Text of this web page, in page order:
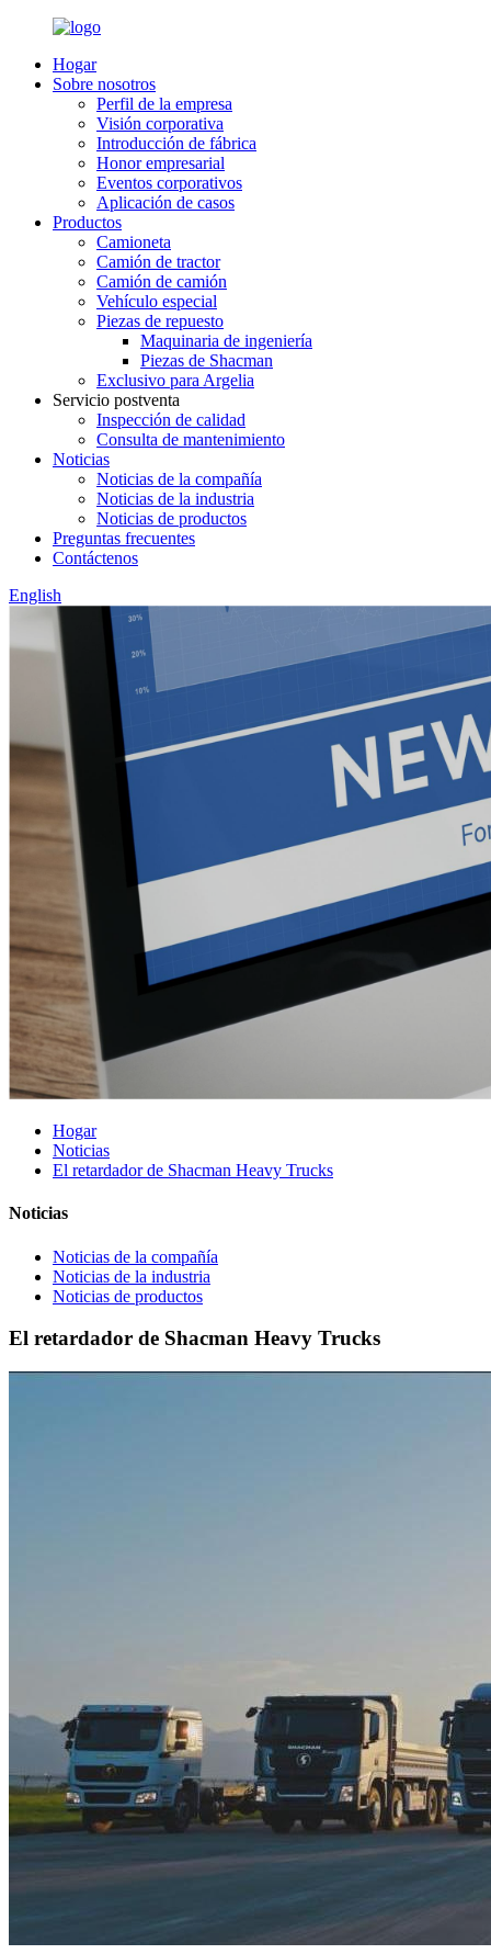
Hogar
Sobre nosotros
Perfil de la empresa
Visión corporativa
Introducción de fábrica
Honor empresarial
Eventos corporativos
Aplicación de casos
Productos
Camioneta
Camión de tractor
Camión de camión
Vehículo especial
Piezas de repuesto
Maquinaria de ingeniería
Piezas de Shacman
Exclusivo para Argelia
Servicio postventa
Inspección de calidad
Consulta de mantenimiento
Noticias
Noticias de la compañía
Noticias de la industria
Noticias de productos
Preguntas frecuentes
Contáctenos
English
Hogar
Noticias
El retardador de Shacman Heavy Trucks
Noticias
Noticias de la compañía
Noticias de la industria
Noticias de productos
El retardador de Shacman Heavy Trucks